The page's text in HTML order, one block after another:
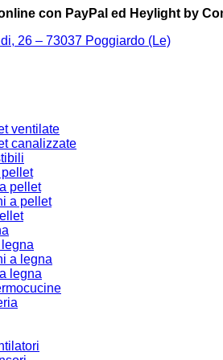
con PayPal ed Heylight by
26 – 73037 Poggiardo (Le)
ventilate
canalizzate
pellet
a pellet
a legna
legna